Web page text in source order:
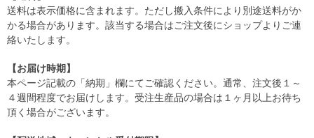
送料は表示価格に含まれます。ただし搬入条件により別途送料がか
かる場合があります。該当する場合はご注文後にショップよりご連
絡いたします。
【お届け時期】
本ページ記載の「納期」欄にてご確認ください。通常、注文後１～
４週間程度でお届けします。受注生産品の場合は１ヶ月以上お待ち
頂く場合がございます。